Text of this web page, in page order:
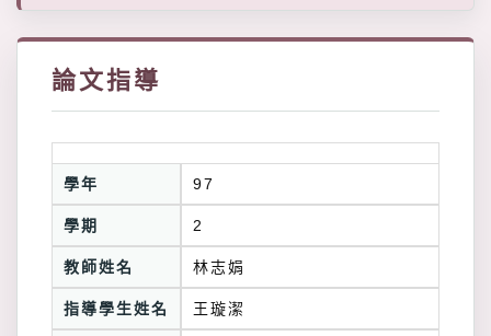
論文指導
學年 97
學期 2
教師姓名 林志娟
指導學生姓名 王璇潔